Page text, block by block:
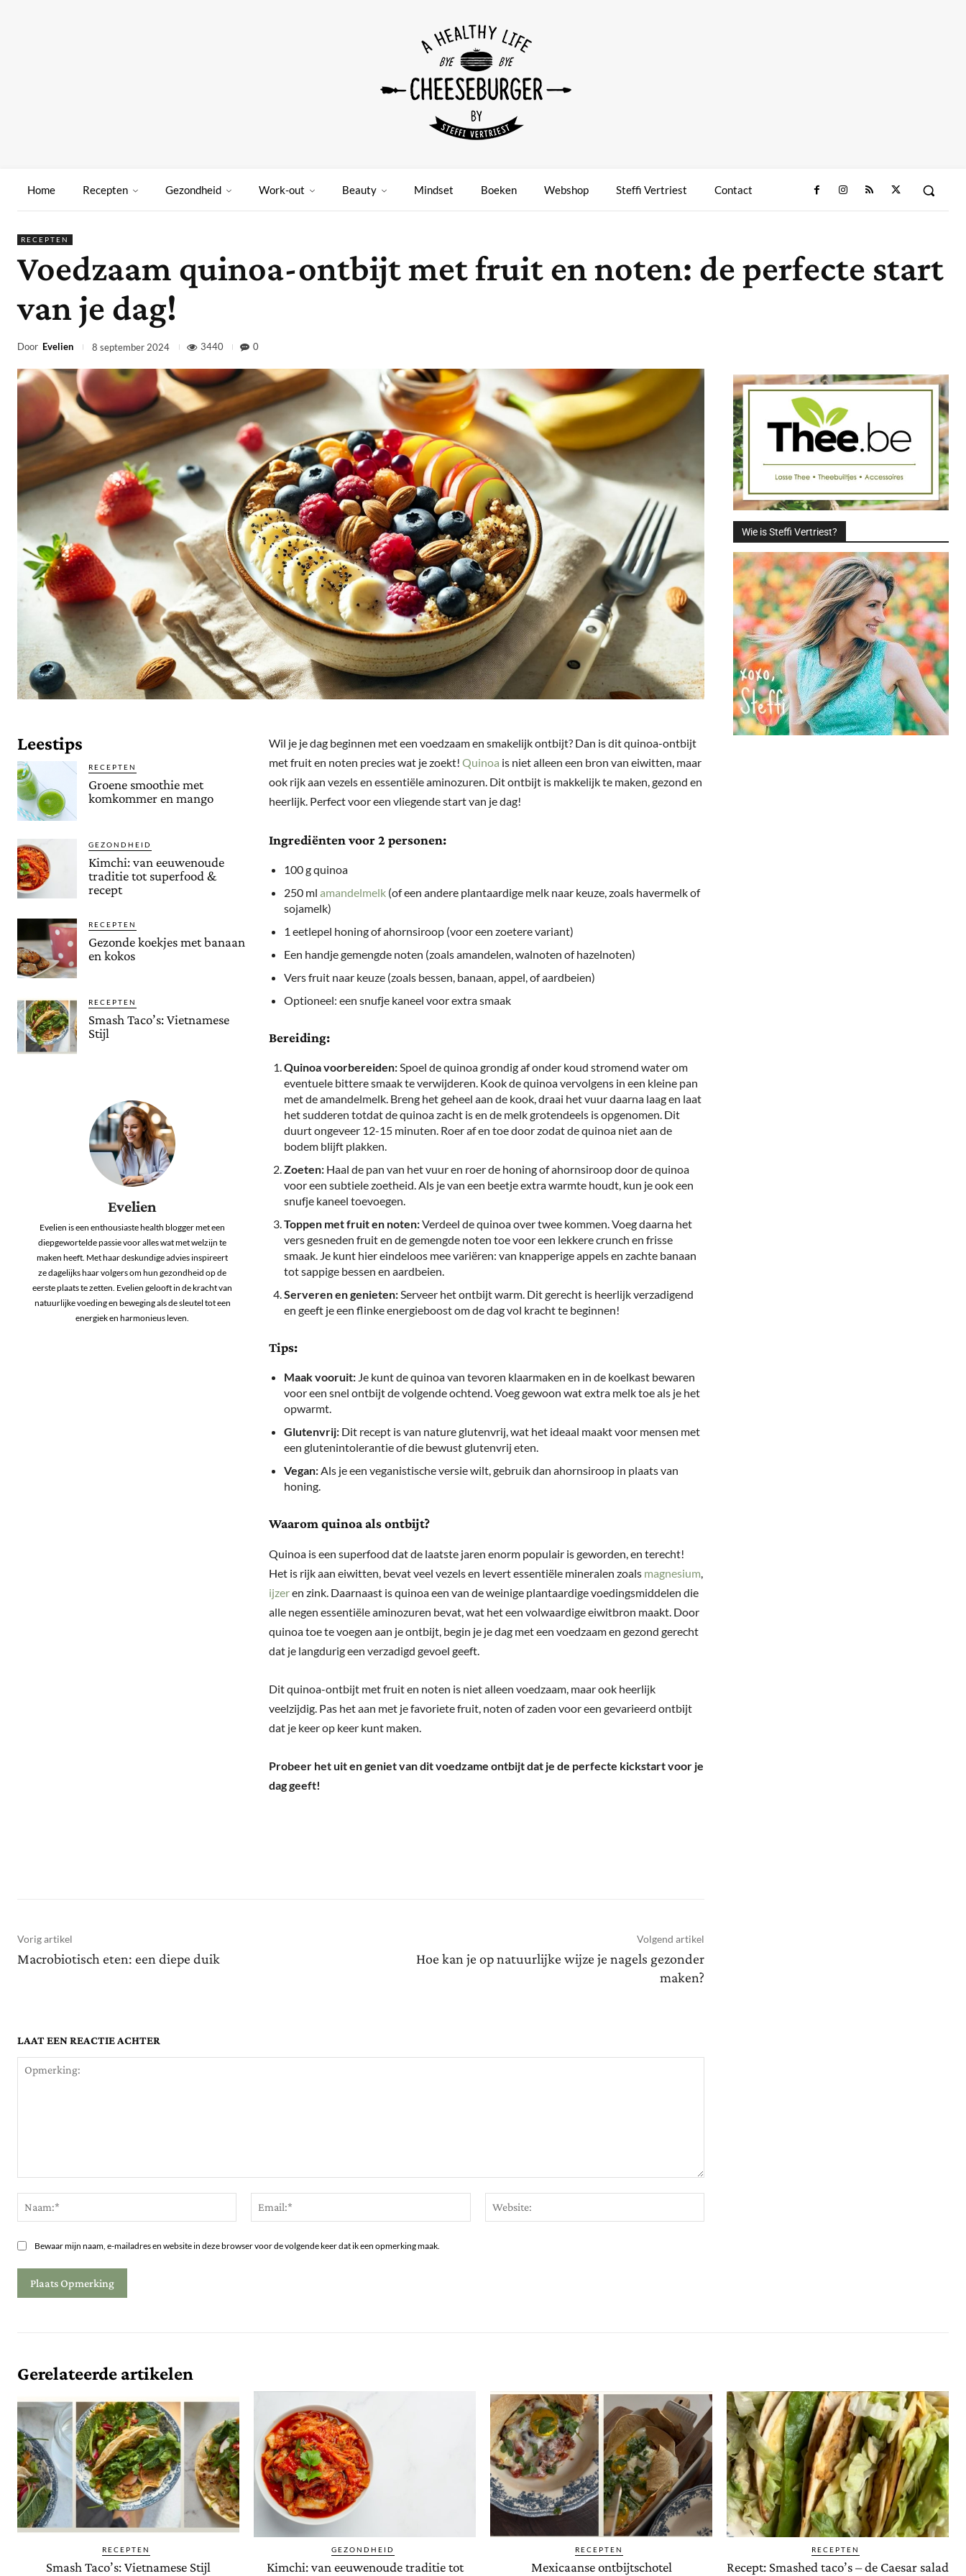
Home Recepten Gezondheid Work-out Beauty Mindset Boeken Webshop Steffi Vertriest Contact
RECEPTEN
Voedzaam quinoa-ontbijt met fruit en noten: de perfecte start
van je dag!
Door Evelien 8 september 2024 3440 0
Leestips
RECEPTEN
Groene smoothie met
komkommer en mango
GEZONDHEID
Kimchi: van eeuwenoude
traditie tot superfood &
recept
RECEPTEN
Gezonde koekjes met banaan
en kokos
RECEPTEN
Smash Taco’s: Vietnamese
Stijl
Evelien
Evelien is een enthousiaste health blogger met een
diepgewortelde passie voor alles wat met welzijn te
maken heeft. Met haar deskundige advies inspireert
ze dagelijks haar volgers om hun gezondheid op de
eerste plaats te zetten. Evelien gelooft in de kracht van
natuurlijke voeding en beweging als de sleutel tot een
energiek en harmonieus leven.
Wil je je dag beginnen met een voedzaam en smakelijk ontbijt? Dan is dit quinoa-ontbijt
met fruit en noten precies wat je zoekt! Quinoa is niet alleen een bron van eiwitten, maar
ook rijk aan vezels en essentiële aminozuren. Dit ontbijt is makkelijk te maken, gezond en
heerlijk. Perfect voor een vliegende start van je dag!
Ingrediënten voor 2 personen:
100 g quinoa
250 ml amandelmelk (of een andere plantaardige melk naar keuze, zoals havermelk of
sojamelk)
1 eetlepel honing of ahornsiroop (voor een zoetere variant)
Een handje gemengde noten (zoals amandelen, walnoten of hazelnoten)
Vers fruit naar keuze (zoals bessen, banaan, appel, of aardbeien)
Optioneel: een snufje kaneel voor extra smaak
Bereiding:
Quinoa voorbereiden: Spoel de quinoa grondig af onder koud stromend water om
eventuele bittere smaak te verwijderen. Kook de quinoa vervolgens in een kleine pan
met de amandelmelk. Breng het geheel aan de kook, draai het vuur daarna laag en laat
het sudderen totdat de quinoa zacht is en de melk grotendeels is opgenomen. Dit
duurt ongeveer 12-15 minuten. Roer af en toe door zodat de quinoa niet aan de
bodem blijft plakken.
Zoeten: Haal de pan van het vuur en roer de honing of ahornsiroop door de quinoa
voor een subtiele zoetheid. Als je van een beetje extra warmte houdt, kun je ook een
snufje kaneel toevoegen.
Toppen met fruit en noten:Verdeel de quinoa over twee kommen. Voeg daarna het
vers gesneden fruit en de gemengde noten toe voor een lekkere crunch en frisse
smaak. Je kunt hier eindeloos mee variëren: van knapperige appels en zachte banaan
tot sappige bessen en aardbeien.
Serveren en genieten: Serveer het ontbijt warm. Dit gerecht is heerlijk verzadigend
en geeft je een flinke energieboost om de dag vol kracht te beginnen!
Tips:
Maak vooruit: Je kunt de quinoa van tevoren klaarmaken en in de koelkast bewaren
voor een snel ontbijt de volgende ochtend. Voeg gewoon wat extra melk toe als je het
opwarmt.
Glutenvrij: Dit recept is van nature glutenvrij, wat het ideaal maakt voor mensen met
een glutenintolerantie of die bewust glutenvrij eten.
Vegan: Als je een veganistische versie wilt, gebruik dan ahornsiroop in plaats van
honing.
Waarom quinoa als ontbijt?
Quinoa is een superfood dat de laatste jaren enorm populair is geworden, en terecht!
Het is rijk aan eiwitten, bevat veel vezels en levert essentiële mineralen zoals magnesium
ijzeren zink. Daarnaast is quinoa een van de weinige plantaardige voedingsmiddelen die
alle negen essentiële aminozuren bevat, wat het een volwaardige eiwitbron maakt. Door
quinoa toe te voegen aan je ontbijt, begin je je dag met een voedzaam en gezond gerecht
dat je langdurig een verzadigd gevoel geeft.
Dit quinoa-ontbijt met fruit en noten is niet alleen voedzaam, maar ook heerlijk
veelzijdig. Pas het aan met je favoriete fruit, noten of zaden voor een gevarieerd ontbijt
dat je keer op keer kunt maken.
Probeer het uit en geniet van dit voedzame ontbijt dat je de perfecte kickstart voor je
dag geeft!
Vorig artikel
Macrobiotisch eten: een diepe duik
Volgend artikel
Hoe kan je op natuurlijke wijze je nagels gezonder
maken?
LAAT EEN REACTIE ACHTER
Bewaar mijn naam, e-mailadres en website in deze browser voor de volgende keer dat ik een opmerking maak.
Wie is Steffi Vertriest?
Gerelateerde artikelen
RECEPTEN
Smash Taco’s: Vietnamese Stijl
GEZONDHEID
Kimchi: van eeuwenoude traditie tot
RECEPTEN
Mexicaanse ontbijtschotel
RECEPTEN
Recept: Smashed taco’s – de Caesar salad